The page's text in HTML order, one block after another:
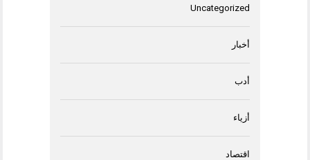
Uncategorized
أخبار
أدب
أزياء
اقتصاد